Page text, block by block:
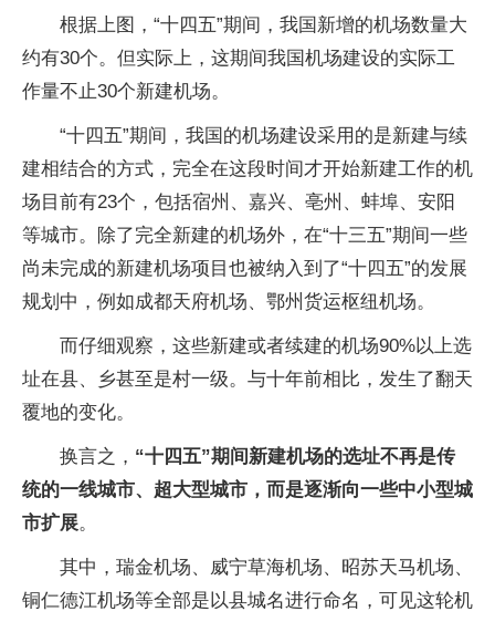
根据上图，“十四五”期间，我国新增的机场数量大
约有30个。但实际上，这期间我国机场建设的实际工
作量不止30个新建机场。
“十四五”期间，我国的机场建设采用的是新建与续
建相结合的方式，完全在这段时间才开始新建工作的机
场目前有23个，包括宿州、嘉兴、亳州、蚌埠、安阳
等城市。除了完全新建的机场外，在“十三五”期间一些
尚未完成的新建机场项目也被纳入到了“十四五”的发展
规划中，例如成都天府机场、鄂州货运枢纽机场。
而仔细观察，这些新建或者续建的机场90%以上选
址在县、乡甚至是村一级。与十年前相比，发生了翻天
覆地的变化。
换言之， “十四五”期间新建机场的选址不再是传
统的一线城市、超大型城市，而是逐渐向一些中小型城
市扩展。
其中，瑞金机场、威宁草海机场、昭苏天马机场、
铜仁德江机场等全部是以县城名进行命名，可见这轮机